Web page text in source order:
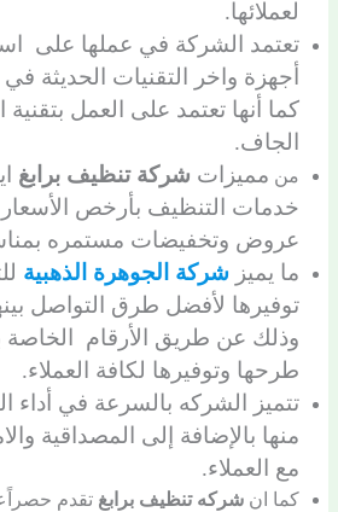
لعملائها.
تعتمد الشركة في عملها على
أجهزة واخر التقنيات الحديثة
كما أنها تعتمد على العمل بتقنية
الجاف.
من مميزات شركة تنظيف برابغ
خدمات التنظيف بأرخص الأسعار
عروض وتخفيضات مستمره
ما يميزشركة الجوهرة الذهبية
توفيرها لأفضل طرق التواصل
وذلك عن طريق الأرقام الخاصة
طرحها وتوفيرها لكافة العملاء.
تتميز الشركه بالسرعة في أداء
منها بالإضافة إلى المصداقية
مع العملاء.
كما انشركه تنظيف برابغ تقدم